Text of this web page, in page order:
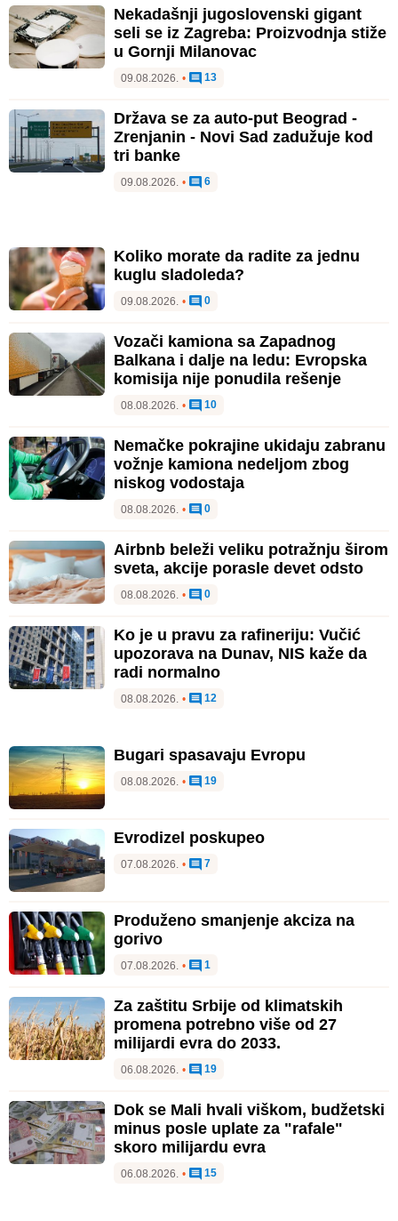
Nekadašnji jugoslovenski gigant
seli se iz Zagreba: Proizvodnja stiže
u Gornji Milanovac
09.08.2026. • 13
Država se za auto-put Beograd -
Zrenjanin - Novi Sad zadužuje kod
tri banke
09.08.2026. • 6
Koliko morate da radite za jednu
kuglu sladoleda?
09.08.2026. • 0
Vozači kamiona sa Zapadnog
Balkana i dalje na ledu: Evropska
komisija nije ponudila rešenje
08.08.2026. • 10
Nemačke pokrajine ukidaju zabranu
vožnje kamiona nedeljom zbog
niskog vodostaja
08.08.2026. • 0
Airbnb beleži veliku potražnju širom
sveta, akcije porasle devet odsto
08.08.2026. • 0
Ko je u pravu za rafineriju: Vučić
upozorava na Dunav, NIS kaže da
radi normalno
08.08.2026. • 12
Bugari spasavaju Evropu
08.08.2026. • 19
Evrodizel poskupeo
07.08.2026. • 7
Produženo smanjenje akciza na
gorivo
07.08.2026. • 1
Za zaštitu Srbije od klimatskih
promena potrebno više od 27
milijardi evra do 2033.
06.08.2026. • 19
Dok se Mali hvali viškom, budžetski
minus posle uplate za "rafale"
skoro milijardu evra
06.08.2026. • 15